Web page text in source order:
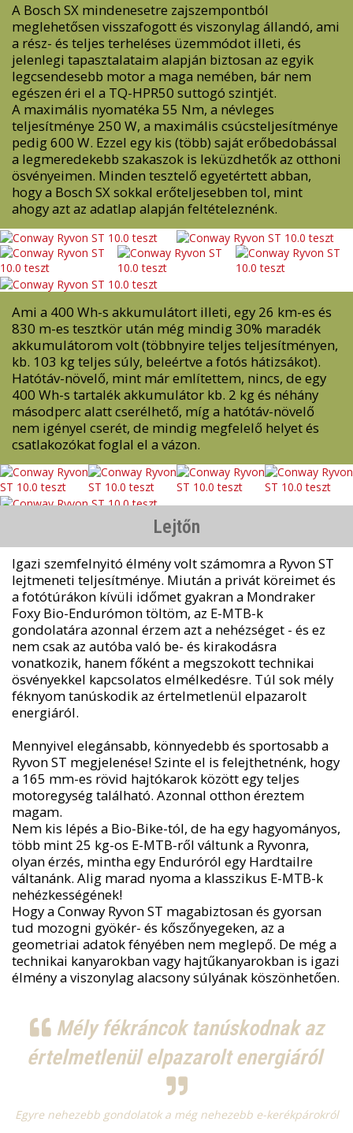
A Bosch SX mindenesetre zajszempontból
meglehetősen visszafogott és viszonylag állandó, ami
a rész- és teljes terheléses üzemmódot illeti, és
jelenlegi tapasztalataim alapján biztosan az egyik
legcsendesebb motor a maga nemében, bár nem
egészen éri el a TQ-HPR50 suttogó szintjét.
A maximális nyomatéka 55 Nm, a névleges
teljesítménye 250 W, a maximális csúcsteljesítménye
pedig 600 W. Ezzel egy kis (több) saját erőbedobással
a legmeredekebb szakaszok is leküzdhetők az otthoni
ösvényeimen. Minden tesztelő egyetértett abban,
hogy a Bosch SX sokkal erőteljesebben tol, mint
ahogy azt az adatlap alapján feltételeznénk.
Ami a 400 Wh-s akkumulátort illeti, egy 26 km-es és
830 m-es tesztkör után még mindig 30% maradék
akkumulátorom volt (többnyire teljes teljesítményen,
kb. 103 kg teljes súly, beleértve a fotós hátizsákot).
Hatótáv-növelő, mint már említettem, nincs, de egy
400 Wh-s tartalék akkumulátor kb. 2 kg és néhány
másodperc alatt cserélhető, míg a hatótáv-növelő
nem igényel cserét, de mindig megfelelő helyet és
csatlakozókat foglal el a vázon.
Lejtőn
Igazi szemfelnyitó élmény volt számomra a Ryvon ST
lejtmeneti teljesítménye. Miután a privát köreimet és
a fotótúrákon kívüli időmet gyakran a Mondraker
Foxy Bio-Endurómon töltöm, az E-MTB-k
gondolatára azonnal érzem azt a nehézséget - és ez
nem csak az autóba való be- és kirakodásra
vonatkozik, hanem főként a megszokott technikai
ösvényekkel kapcsolatos elmélkedésre. Túl sok mély
féknyom tanúskodik az értelmetlenül elpazarolt
energiáról.
Mennyivel elegánsabb, könnyedebb és sportosabb a
Ryvon ST megjelenése! Szinte el is felejthetnénk, hogy
a 165 mm-es rövid hajtókarok között egy teljes
motoregység található. Azonnal otthon éreztem
magam.
Nem kis lépés a Bio-Bike-tól, de ha egy hagyományos,
több mint 25 kg-os E-MTB-ről váltunk a Ryvonra,
olyan érzés, mintha egy Enduróról egy Hardtailre
váltanánk. Alig marad nyoma a klasszikus E-MTB-k
nehézkességének!
Hogy a Conway Ryvon ST magabiztosan és gyorsan
tud mozogni gyökér- és kőszőnyegeken, az a
geometriai adatok fényében nem meglepő. De még a
technikai kanyarokban vagy hajtűkanyarokban is igazi
élmény a viszonylag alacsony súlyának köszönhetően.
Mély fékráncok tanúskodnak az
értelmetlenül elpazarolt energiáról
Egyre nehezebb gondolatok a még nehezebb e-kerékpárokról